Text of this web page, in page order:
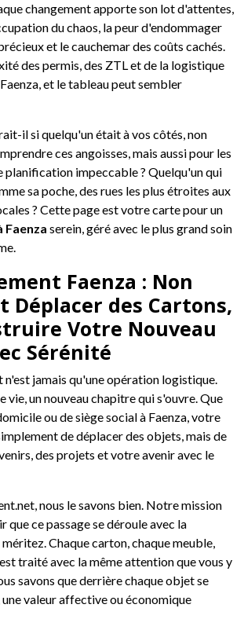
changement apporte son lot d'attentes,
du chaos, la peur d'endommager
et le cauchemar des coûts cachés.
des permis, des ZTL et de la logistique
et le tableau peut sembler
il si quelqu'un était à vos côtés, non
ces angoisses, mais aussi pour les
planification impeccable ? Quelqu'un qui
sa poche, des rues les plus étroites aux
? Cette page est votre carte pour un
Faenza serein, géré avec le plus grand soin
Faenza : Non
Déplacer des Cartons,
Votre Nouveau
Sérénité
n'est jamais qu'une opération logistique.
vie, un nouveau chapitre qui s'ouvre. Que
ou de siège social à Faenza, votre
de déplacer des objets, mais de
des projets et votre avenir avec le
nous le savons bien. Notre mission
que ce passage se déroule avec la
méritez. Chaque carton, chaque meuble,
traité avec la même attention que vous y
savons que derrière chaque objet se
valeur affective ou économique